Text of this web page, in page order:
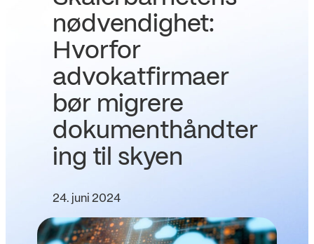
nødvendighet:
Hvorfor
advokatfirmaer
bør migrere
dokumenthåndter
ing til skyen
24. juni 2024